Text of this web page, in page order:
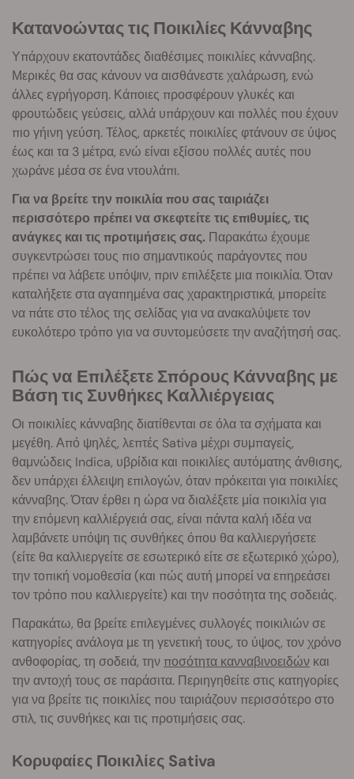
Κατανοώντας τις Ποικιλίες Κάνναβης
Υπάρχουν εκατοντάδες διαθέσιμες ποικιλίες κάνναβης.
Μερικές θα σας κάνουν να αισθάνεστε χαλάρωση, ενώ
άλλες εγρήγορση. Κάποιες προσφέρουν γλυκές και
φρουτώδεις γεύσεις, αλλά υπάρχουν και πολλές που έχουν
πιο γήινη γεύση. Τέλος, αρκετές ποικιλίες φτάνουν σε ύψος
έως και τα 3 μέτρα, ενώ είναι εξίσου πολλές αυτές που
χωράνε μέσα σε ένα ντουλάπι.
Για να βρείτε την ποικιλία που σας ταιριάζει
περισσότερο πρέπει να σκεφτείτε τις επιθυμίες, τις
ανάγκες και τις προτιμήσεις σας. Παρακάτω έχουμε
συγκεντρώσει τους πιο σημαντικούς παράγοντες που
πρέπει να λάβετε υπόψιν, πριν επιλέξετε μια ποικιλία. Όταν
καταλήξετε στα αγαπημένα σας χαρακτηριστικά, μπορείτε
να πάτε στο τέλος της σελίδας για να ανακαλύψετε τον
ευκολότερο τρόπο για να συντομεύσετε την αναζήτησή σας.
Πώς να Επιλέξετε Σπόρους Κάνναβης με
Βάση τις Συνθήκες Καλλιέργειας
Οι ποικιλίες κάνναβης διατίθενται σε όλα τα σχήματα και
μεγέθη. Από ψηλές, λεπτές Sativa μέχρι συμπαγείς,
θαμνώδεις Indica, υβρίδια και ποικιλίες αυτόματης άνθισης,
δεν υπάρχει έλλειψη επιλογών, όταν πρόκειται για ποικιλίες
κάνναβης. Όταν έρθει η ώρα να διαλέξετε μία ποικιλία για
την επόμενη καλλιέργειά σας, είναι πάντα καλή ιδέα να
λαμβάνετε υπόψη τις συνθήκες όπου θα καλλιεργήσετε
(είτε θα καλλιεργείτε σε εσωτερικό είτε σε εξωτερικό χώρο),
την τοπική νομοθεσία (και πώς αυτή μπορεί να επηρεάσει
τον τρόπο που καλλιεργείτε) και την ποσότητα της σοδειάς.
Παρακάτω, θα βρείτε επιλεγμένες συλλογές ποικιλιών σε
κατηγορίες ανάλογα με τη γενετική τους, το ύψος, τον χρόνο
ανθοφορίας, τη σοδειά, την ποσότητα κανναβινοειδών και
την αντοχή τους σε παράσιτα. Περιηγηθείτε στις κατηγορίες
για να βρείτε τις ποικιλίες που ταιριάζουν περισσότερο στο
στιλ, τις συνθήκες και τις προτιμήσεις σας.
Κορυφαίες Ποικιλίες Sativa